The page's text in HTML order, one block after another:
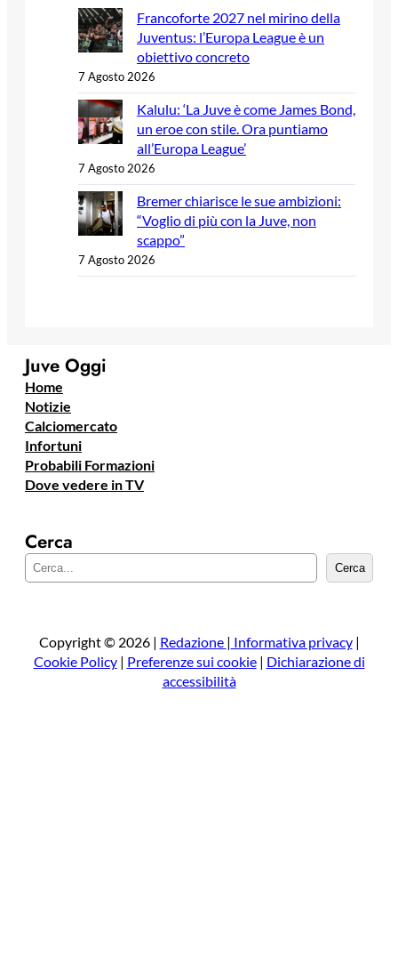
Francoforte 2027 nel mirino della
Juventus: l’Europa League è un
obiettivo concreto
7 Agosto 2026
Kalulu: ‘La Juve è come James Bond,
un eroe con stile. Ora puntiamo
all’Europa League’
7 Agosto 2026
Bremer chiarisce le sue ambizioni:
“Voglio di più con la Juve, non
scappo”
7 Agosto 2026
Juve Oggi
Home
Notizie
Calciomercato
Infortuni
Probabili Formazioni
Dove vedere in TV
Cerca
e
a
Cerca
Copyright © 2026 | Redazione | Informativa privacy|
Cookie Policy| Preferenze sui cookie| Dichiarazione di
accessibilità